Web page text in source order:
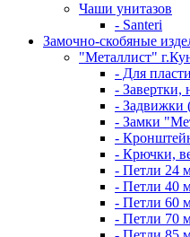
Чаши унитазов
- Santeri
Замочно-скобяные
"Металлист"
- Для
- Завертки,
- Задвижки
- Замки
-
- Крючки,
- Петли 24
- Петли 40
- Петли 60
- Петли 70